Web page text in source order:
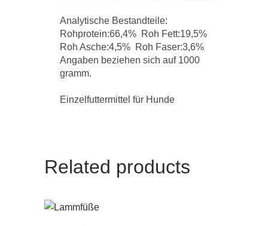
Analytische Bestandteile:
Rohprotein:66,4% Roh Fett:19,5%
Roh Asche:4,5% Roh Faser:3,6%
Angaben beziehen sich auf 1000
gramm.
Einzelfuttermittel für Hunde
Related products